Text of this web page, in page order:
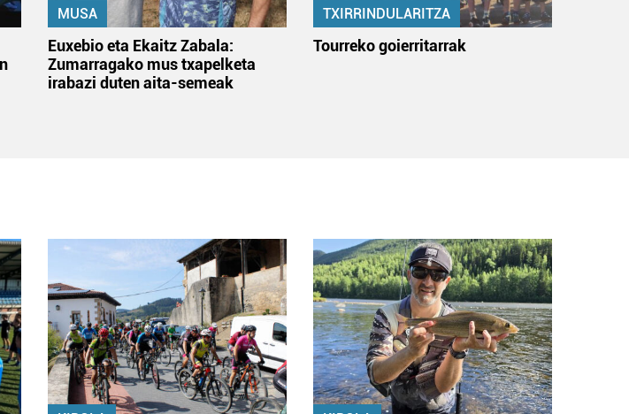
MUSA
Euxebio eta Ekaitz Zabala:
Zumarragako mus txapelketa
irabazi duten aita-semeak
TXIRRINDULARITZA
Tourreko goierritarrak